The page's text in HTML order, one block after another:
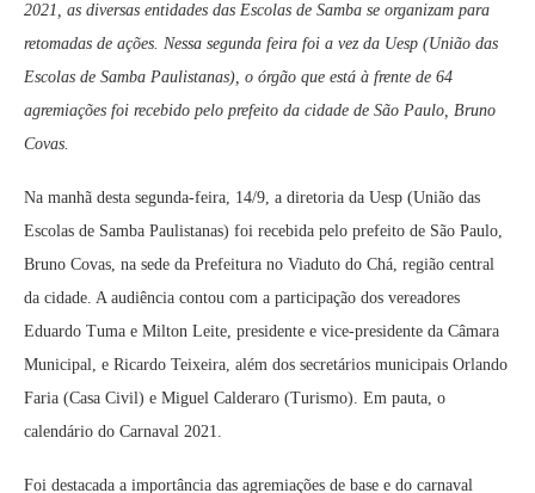
2021, as diversas entidades das Escolas de Samba se organizam para
retomadas de ações. Nessa segunda feira foi a vez da Uesp (União das
Escolas de Samba Paulistanas), o órgão que está à frente de 64
agremiações foi recebido pelo prefeito da cidade de São Paulo, Bruno
Covas.
Na manhã desta segunda-feira, 14/9, a diretoria da Uesp (União das
Escolas de Samba Paulistanas) foi recebida pelo prefeito de São Paulo,
Bruno Covas, na sede da Prefeitura no Viaduto do Chá, região central
da cidade. A audiência contou com a participação dos vereadores
Eduardo Tuma e Milton Leite, presidente e vice-presidente da Câmara
Municipal, e Ricardo Teixeira, além dos secretários municipais Orlando
Faria (Casa Civil) e Miguel Calderaro (Turismo). Em pauta, o
calendário do Carnaval 2021.
Foi destacada a importância das agremiações de base e do carnaval